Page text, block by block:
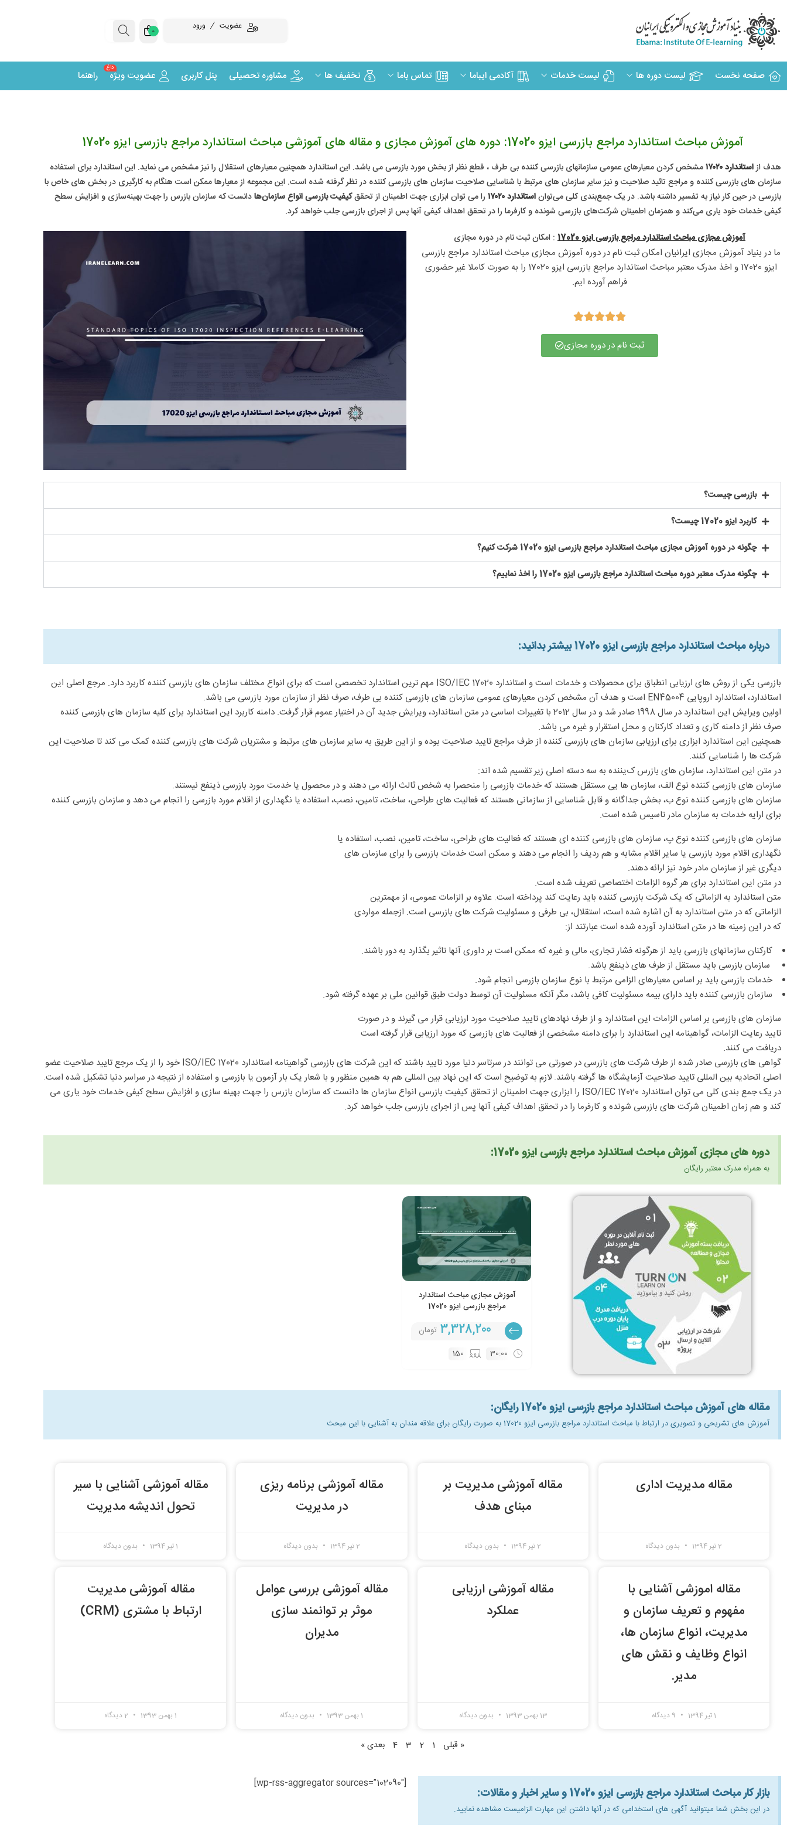
عضویت ورود 0
صفحه نخست لیست دوره ها لیست خدمات آکادمی ایباما تماس باما تخفیف ها مشاوره تحصیلی پنل کاربری عضویت ویژه
داغ
راهنما
آموزش مباحث استاندارد مراجع بازرسی ایزو 17020: دوره های آموزش مجازی و مقاله های آموزشی مباحث استاندارد مراجع بازرسی ایزو 17020
هدف ازاستاندارد ۱۷۰۲۰
مشخص کردن معیارهای عمومی سازمانهای بازرسی کننده بی طرف ، قطع نظر از بخش مورد بازرسی می باشد. این استاندارد همچنین معیارهای استقلال را نیز مشخص می نماید. این استاندارد برای استفاده
سازمان های بازرسی کننده و مراجع تائید صلاحیت و نیز سایر سازمان های مرتبط با شناسایی صلاحیت سازمان های بازرسی کننده در نظر گرفته شده است. این مجموعه از معیارها ممکن است هنگام به کارگیری در بخش های خاص با
بازرسی در حین کار نیاز به تفسیر داشته باشد. در یک جمع‌بندی کلی می‌تواناستاندارد ۱۷۰۲۰ را می توان ابزاری جهت اطمینان از تحققکیفیت بازرسی انواع سازمان‌هادانست که سازمان بازرس را جهت بهینه‌سازی و افزایش سطح
کیفی خدمات خود یاری می‌کند و همزمان اطمینان شرکت‌های بازرسی شونده و کارفرما را در تحقق اهداف کیفی آنها پس از اجرای بازرسی جلب خواهد کرد.
آموزش مجازی مباحث استاندارد مراجع بازرسی ایزو 17020
: امکان ثبت نام در دوره مجازی​
فراهم آورده ایم.





ثبت نام در دوره مجازی
بازرسی چیست؟
کاربرد ایزو 17020 چیست؟
چگونه در دوره آموزش مجازی مباحث استاندارد مراجع بازرسی ایزو 17020 شرکت کنیم؟
چگونه مدرک معتبر دوره مباحث استاندارد مراجع بازرسی ایزو 17020 را اخذ نماییم؟
درباره مباحث استاندارد مراجع بازرسی ایزو 17020 بیشتر بدانید:​
بازرسی یکی از روش های ارزیابی انطباق برای محصولات و خدمات است و استاندارد ISO/IEC 17020 مهم ترین استاندارد تخصصی است که برای انواع مختلف سازمان های بازرسی کننده کاربرد دارد. مرجع اصلی این
استاندارد، استاندارد اروپایی EN45004 است و هدف آن مشخص کردن معیارهای عمومی سازمان های بازرسی کننده بی طرف، صرف نظر از سازمان مورد بازرسی می باشد.
اولین ویرایش این استاندارد در سال 1998 صادر شد و در سال 2012 با تغییرات اساسی در متن استاندارد، ویرایش جدید آن در اختیار عموم قرار گرفت. دامنه کاربرد این استاندارد برای کلیه سازمان های بازرسی کننده
صرف نظر از دامنه کاری و تعداد کارکنان و محل استقرار و غیره می باشد.
همچنین این استاندارد ابزاری برای ارزیابی سازمان های بازرسی کننده از طرف مراجع تایید صلاحیت بوده و از این طریق به سایر سازمان های مرتبط و مشتریان شرکت های بازرسی کننده کمک می کند تا صلاحیت این
شرکت ها را شناسایی کنند.
در متن این استاندارد، سازمان های بازرس ک‌یننده به سه دسته اصلی زیر تقسیم شده اند:
سازمان های بازرسی کننده نوع الف، سازمان ها یی مستقل هستند که خدمات بازرسی را منحصرا به شخص ثالث ارائه می دهند و در محصول یا خدمت مورد بازرسی ذینفع نیستند.
سازمان های بازرسی کننده نوع ب، بخش جداگانه و قابل شناسایی از سازمانی هستند که فعالیت های طراحی، ساخت، تامین، نصب، استفاده یا نگهداری از اقلام مورد بازرسی را انجام می دهد و سازمان بازرسی کننده
برای ارایه خدمات به سازمان مادر تاسیس شده است.
سازمان های بازرسی کننده نوع پ، سازمان های بازرسی کننده ای هستند که فعالیت های طراحی، ساخت، تامین، نصب، استفاده یا
نگهداری اقلام مورد بازرسی یا سایر اقلام مشابه و هم ردیف را انجام می دهند و ممکن است خدمات بازرسی را برای سازمان های
دیگری غیر از سازمان مادر خود نیز ارائه دهند.
در متن این استاندارد برای هر گروه الزامات اختصاصی تعریف شده است.
متن استاندارد به الزاماتی که یک شرکت بازرسی کننده باید رعایت کند پرداخته است. علاوه بر الزامات عمومی، از مهمترین
الزاماتی که در متن استاندارد به آن اشاره شده است، استقلال، بی طرفی و مسئولیت شرکت های بازرسی است. ازجمله مواردی
که در این زمینه ها در متن استاندارد آورده شده است عبارتند از:
کارکنان سازمانهای بازرسی باید از هرگونه فشار تجاری، مالی و غیره که ممکن است بر داوری آنها تاثیر بگذارد به دور باشند.
سازمان بازرسی باید مستقل از طرف های ذینفع باشد.
خدمات بازرسی باید بر اساس معیارهای الزامی مرتبط با نوع سازمان بازرسی انجام شود.
سازمان بازرسی کننده باید دارای بیمه مسئولیت کافی باشد، مگر آنکه مسئولیت آن توسط دولت طبق قوانین ملی بر عهده گرفته شود.
سازمان های بازرسی بر اساس الزامات این استاندارد و از طرف نهادهای تایید صلاحیت مورد ارزیابی قرار می گیرند و در صورت
تایید رعایت الزامات، گواهینامه این استاندارد را برای دامنه مشخصی از فعالیت های بازرسی که مورد ارزیابی قرار گرفته است
دریافت می کنند.
گواهی های بازرسی صادر شده از طرف شرکت های بازرسی در صورتی می توانند در سرتاسر دنیا مورد تایید باشند که این شرکت های بازرسی گواهینامه استاندارد ISO/IEC 17020 خود را از یک مرجع تایید صلاحیت عضو
اصلی اتحادیه بین المللی تایید صلاحیت آزمایشگاه ها گرفته باشند. لازم به توضیح است که این نهاد بین المللی هم به همین منظور و با شعار یک بار آزمون یا بازرسی و استفاده از نتیجه در سراسر دنیا تشکیل شده است.
در یک جمع بندی کلی می توان استاندارد ISO/IEC 17020 را ابزاری جهت اطمینان از تحقق کیفیت بازرسی انواع سازمان ها دانست که سازمان بازرس را جهت بهینه سازی و افزایش سطح کیفی خدمات خود یاری می
کند و هم زمان اطمینان شرکت های بازرسی شونده و کارفرما را در تحقق اهداف کیفی آنها پس از اجرای بازرسی جلب خواهد کرد.
دوره های مجازی آموزش مباحث استاندارد مراجع بازرسی ایزو 17020:
به همراه مدرک معتبر رایگان
آموزش مجازی مباحث استاندارد
مراجع بازرسی ایزو 17020
3,328,200 تومان
30:00
150
مقاله های آموزش مباحث استاندارد مراجع بازرسی ایزو 17020 رایگان:
آموزش های تشریحی و تصویری در ارتباط با مباحث استاندارد مراجع بازرسی ایزو 17020 به صورت رایگان برای علاقه مندان به آشنایی با این مبحث
مقاله مدیریت اداری
2 تیر 1394 بدون دیدگاه
مقاله آموزشی مدیریت بر
مبنای هدف
2 تیر 1394 بدون دیدگاه
مقاله آموزشی برنامه ریزی
در مدیریت
2 تیر 1394 بدون دیدگاه
مقاله آموزشی آشنایی با سیر
تحول اندیشه مدیریت
1 تیر 1394 بدون دیدگاه
مقاله اموزشی آشنایی با
مفهوم و تعریف سازمان و
مدیریت، انواع سازمان ها،
انواع وظایف و نقش های
مدیر.
1 تیر 1394
مقاله آموزشی ارزیابی
عملکرد
13 بهمن 1393 بدون دیدگاه
مقاله آموزشی بررسی عوامل
موثر بر توانمند سازی
مدیران
1 بهمن 1393 بدون دیدگاه
مقاله آموزشی مدیریت
ارتباط با مشتری (CRM)
1 بهمن 1393
« قبلی 1
2
3
4 بعدی »
بازار کار مباحث استاندارد مراجع بازرسی ایزو 17020 و سایر اخبار و مقالات:
در این بخش شما میتوانید آگهی های استخدامی که در آنها داشتن این مهارت الزامیست مشاهده نمایید.
[wp-rss-aggregator sources=”102090″]